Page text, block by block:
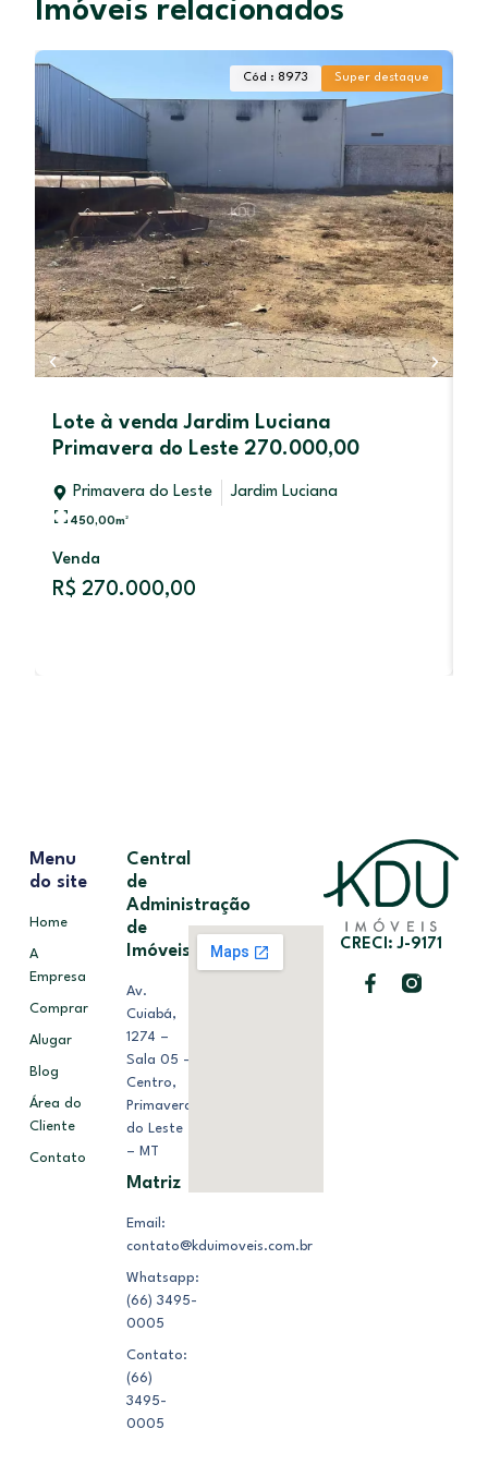
Imóveis relacionados
Cód : 8973 Super destaque
Lote à venda Jardim Luciana
Primavera do Leste 270.000,00
Primavera do Leste Jardim Luciana
450,00m²
Venda
R$ 270.000,00
CRECI: J-9171
Menu
do site
Home
A
Empresa
Comprar
Alugar
Blog
Área do
Cliente
Contato
Central
de
Administração
de
Imóveis
Av.
Cuiabá,
1274 –
Sala 05 –
Centro,
Primavera
do Leste
– MT
Matriz
Email:
contato@kduimoveis.com.br
Whatsapp:
(66) 3495-
0005
Contato:
(66)
3495-
0005